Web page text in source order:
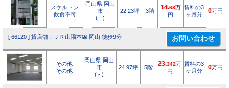
スケルトン
飲食不可
岡山県 岡山
市
( - )
22.23坪 3階
14.68万
円
賃料の3
ヶ月分
0万円
[ 66120 ] 貸店舗：ＪＲ山陽本線 岡山 徒歩9分
その他
その他
岡山県 岡山
市
( - )
24.97坪 5階
23.342万
円
賃料の3
ヶ月分
0万円